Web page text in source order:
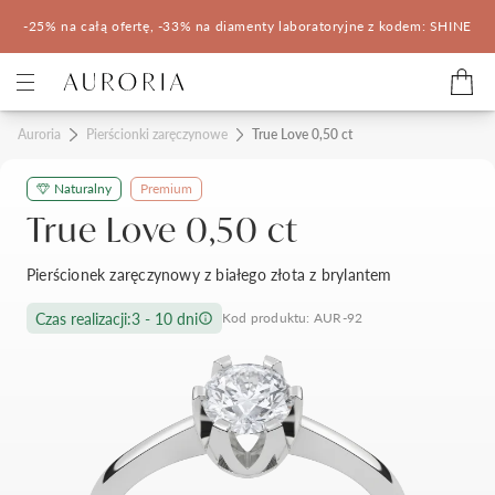
-25% na całą ofertę, -33% na diamenty laboratoryjne z kodem: SHINE
Kategorie
Pierścionki zaręczynowe
Pomocne
Konfigurator 3D
Salony Auroria
Salon Auroria Arkadia
Korzyści z zakupu
Auroria Pierścionki zaręczynowe True Love 0,50 ct
Naturalny Premium
True Love 0,50 ct
Pierścionek zaręczynowy z białego złota z brylantem
Czas realizacji:3 - 10 dni Kod produktu: AUR-92